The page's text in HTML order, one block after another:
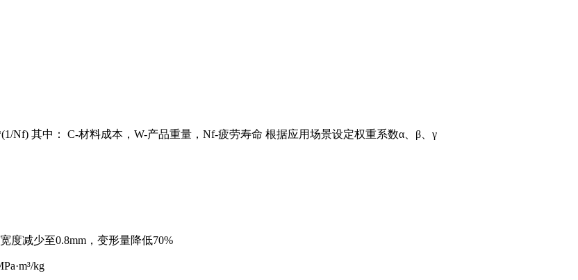
Nf) 其中： C-材料成本，W-产品重量，Nf-疲劳寿命 根据应用场景设定权重系数α、β、γ
度减少至0.8mm，变形量降低70%
kg